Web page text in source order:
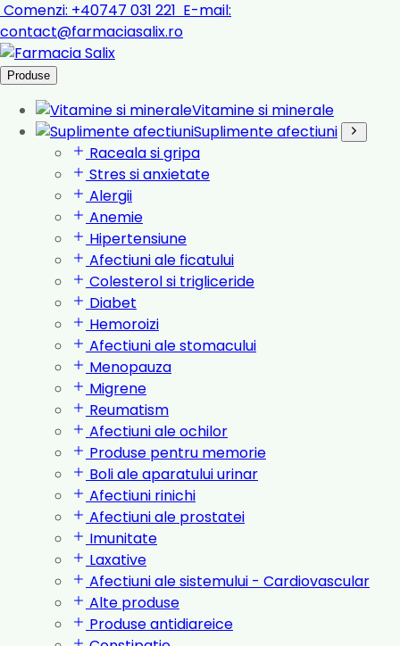
Comenzi: +40747 031 221 E-mail:
contact@farmaciasalix.ro
Produse
Vitamine si minerale
Suplimente afectiuni
Raceala si gripa
Stres si anxietate
Alergii
Anemie
Hipertensiune
Afectiuni ale ficatului
Colesterol si trigliceride
Diabet
Hemoroizi
Afectiuni ale stomacului
Menopauza
Migrene
Reumatism
Afectiuni ale ochilor
Produse pentru memorie
Boli ale aparatului urinar
Afectiuni rinichi
Afectiuni ale prostatei
Imunitate
Laxative
Afectiuni ale sistemului - Cardiovascular
Alte produse
Produse antidiareice